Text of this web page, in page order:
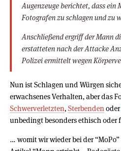
Augenzeuge berichtet, dass ein
Fotografen zu schlagen und zu
Anschließend ergriff der Mann
erstatteten nach der Attacke
Polizei ermittelt wegen
Nun ist Schlagen und Würgen
erwachsenes Verhalten, aber das
Schwerverletzten, Sterbenden oder
unbedingt besonders ethisch oder
… womit wir wieder bei der